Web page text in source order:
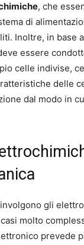
, che
di
Inoltre, in base
essere
celle indivise,
delle
dal modo in
gli
molto
prevede